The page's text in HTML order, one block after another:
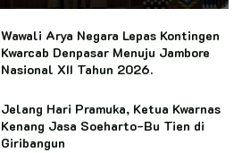
Wawali Arya Negara Lepas Kontingen
Kwarcab Denpasar Menuju Jambore
Nasional XII Tahun 2026.
Jelang Hari Pramuka, Ketua Kwarnas
Kenang Jasa Soeharto-Bu Tien di
Giribangun